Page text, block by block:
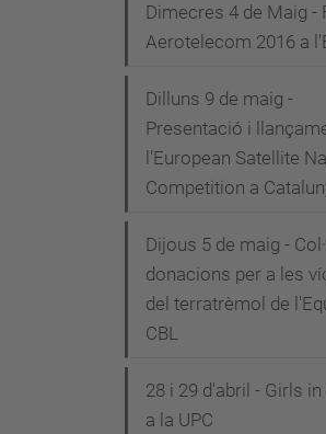
Dimecres 4 de Maig -
Aerotelecom 2016 a
Dilluns 9 de maig -
Presentació i
l’European Satellite
Competition a
Dijous 5 de maig -
donacions per a les
del terratrèmol de
CBL
28 i 29 d'abril - Girls in
a la UPC